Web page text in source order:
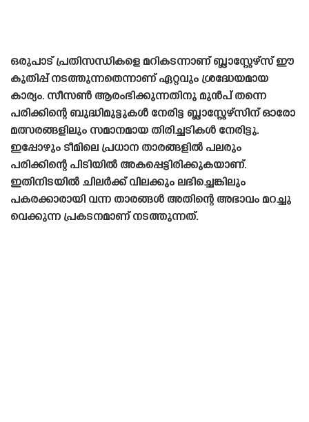
ഒരുപാട് പ്രതിസന്ധികളെ മറികടന്നാണ് ബ്ലാസ്റ്റേഴ്‌സ് ഈ
കുതിപ്പ് നടത്തുന്നതെന്നാണ് ഏറ്റവും ശ്രദ്ധേയമായ
കാര്യം. സീസൺ ആരംഭിക്കുന്നതിനു മുൻപ് തന്നെ
പരിക്കിന്റെ ബുദ്ധിമുട്ടുകൾ നേരിട്ട ബ്ലാസ്റ്റേഴ്‌സിന് ഓരോ
മത്സരങ്ങളിലും സമാനമായ തിരിച്ചടികൾ നേരിട്ടു.
ഇപ്പോഴും ടീമിലെ പ്രധാന താരങ്ങളിൽ പലരും
പരിക്കിന്റെ പിടിയിൽ അകപ്പെട്ടിരിക്കുകയാണ്.
ഇതിനിടയിൽ ചിലർക്ക് വിലക്കും ലഭിച്ചെങ്കിലും
പകരക്കാരായി വന്ന താരങ്ങൾ അതിന്റെ അഭാവം മറച്ചു
വെക്കുന്ന പ്രകടനമാണ് നടത്തുന്നത്.